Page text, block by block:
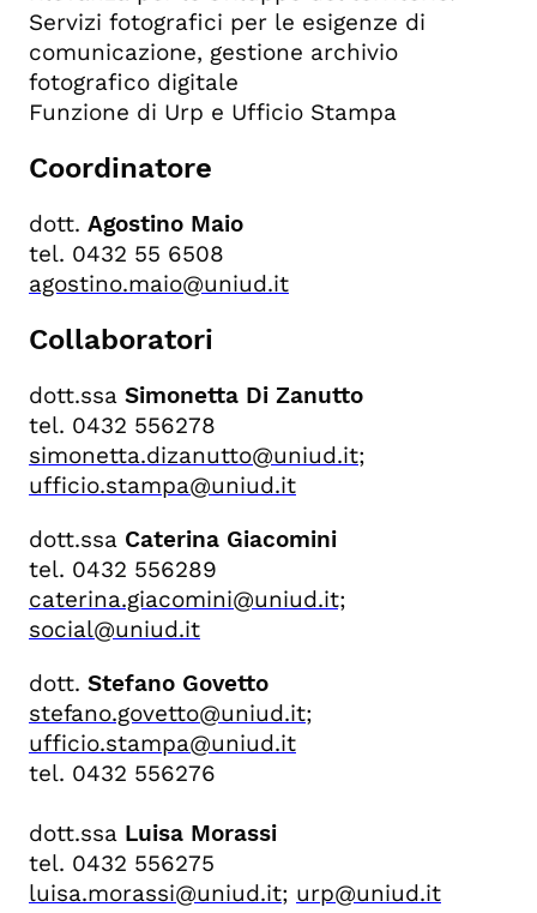
Servizi fotografici per le esigenze di
comunicazione, gestione archivio
fotografico digitale
Funzione di Urp e Ufficio Stampa
Coordinatore
dott. Agostino Maio
tel. 0432 55 6508
agostino.maio@uniud.it
Collaboratori
dott.ssa Simonetta Di Zanutto
tel. 0432 556278
simonetta.dizanutto@uniud.it;
ufficio.stampa@uniud.it
dott.ssa Caterina Giacomini
tel. 0432 556289
caterina.giacomini@uniud.it;
social@uniud.it
dott. Stefano Govetto
stefano.govetto@uniud.it;
ufficio.stampa@uniud.it
tel. 0432 556276
dott.ssa Luisa Morassi
tel. 0432 556275
luisa.morassi@uniud.it; urp@uniud.it